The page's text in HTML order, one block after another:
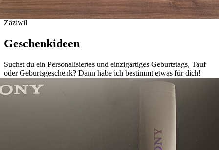
Zäziwil
Geschenkideen
Suchst du ein Personalisiertes und einzigartiges Geburtstags, Tauf
oder Geburtsgeschenk? Dann habe ich bestimmt etwas für dich!